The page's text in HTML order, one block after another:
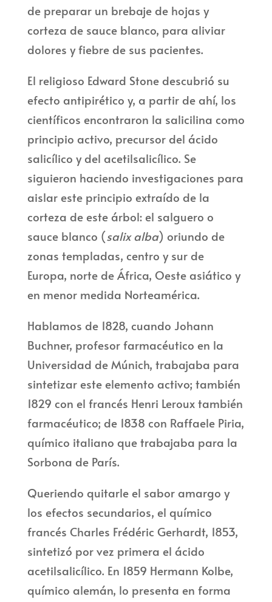
de preparar un brebaje de hojas y
corteza de sauce blanco, para aliviar
dolores y fiebre de sus pacientes.
El religioso Edward Stone descubrió su
efecto antipirético y, a partir de ahí, los
científicos encontraron la salicilina como
principio activo, precursor del ácido
salicílico y del acetilsalicílico. Se
siguieron haciendo investigaciones para
aislar este principio extraído de la
corteza de este árbol: el salguero o
sauce blanco (salix alba) oriundo de
zonas templadas, centro y sur de
Europa, norte de África, Oeste asiático y
en menor medida Norteamérica.
Hablamos de 1828, cuando Johann
Buchner, profesor farmacéutico en la
Universidad de Múnich, trabajaba para
sintetizar este elemento activo; también
1829 con el francés Henri Leroux también
farmacéutico; de 1838 con Raffaele Piria,
químico italiano que trabajaba para la
Sorbona de París.
Queriendo quitarle el sabor amargo y
los efectos secundarios, el químico
francés Charles Frédéric Gerhardt, 1853,
sintetizó por vez primera el ácido
acetilsalicílico. En 1859 Hermann Kolbe,
químico alemán, lo presenta en forma